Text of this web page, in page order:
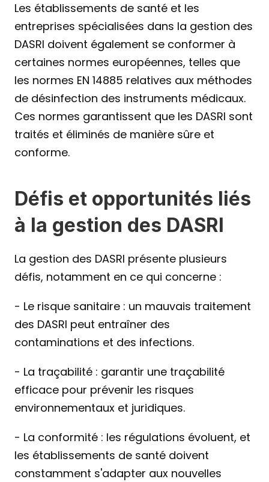
Les établissements de santé et les
entreprises spécialisées dans la gestion des
DASRI doivent également se conformer à
certaines normes européennes, telles que
les normes EN 14885 relatives aux méthodes
de désinfection des instruments médicaux.
Ces normes garantissent que les DASRI sont
traités et éliminés de manière sûre et
conforme.
Défis et opportunités liés
à la gestion des DASRI
La gestion des DASRI présente plusieurs
défis, notamment en ce qui concerne :
- Le risque sanitaire : un mauvais traitement
des DASRI peut entraîner des
contaminations et des infections.
- La traçabilité : garantir une traçabilité
efficace pour prévenir les risques
environnementaux et juridiques.
- La conformité : les régulations évoluent, et
les établissements de santé doivent
constamment s'adapter aux nouvelles